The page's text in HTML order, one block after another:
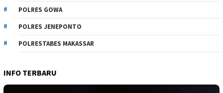
POLRES GOWA
POLRES JENEPONTO
POLRESTABES MAKASSAR
INFO TERBARU